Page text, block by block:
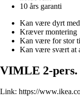
10 års garanti
Kan være dyrt
Kræver montering
Kan være for stor
Kan være svært at
VIMLE 2-pers.
Link: https://